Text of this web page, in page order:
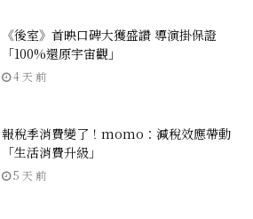
《後室》首映口碑大獲盛讚 導演掛保證
「100%還原宇宙觀」
4 天 前
報稅季消費變了！momo：減稅效應帶動
「生活消費升級」
5 天 前